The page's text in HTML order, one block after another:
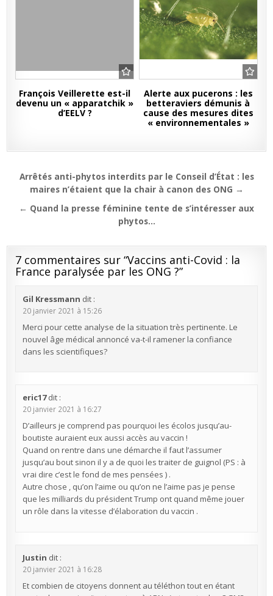
François Veillerette est-il
devenu un « apparatchik »
d’EELV ?
Alerte aux pucerons : les
betteraviers démunis à
cause des mesures dites
« environnementales »
Navigation
l’article
Arrêtés anti-phytos interdits par le Conseil d’État : les
maires n’étaient que la chair à canon des ONG →
← Quand la presse féminine tente de s’intéresser aux
phytos…
7 commentaires sur “Vaccins anti-Covid : la
France paralysée par les ONG ?”
Gil Kressmann dit :
20 janvier 2021 à 15:26
Merci pour cette analyse de la situation très pertinente. Le
nouvel âge médical annoncé va-t-il ramener la confiance
dans les scientifiques?
eric17 dit :
20 janvier 2021 à 16:27
D’ailleurs je comprend pas pourquoi les écolos jusqu’au-
boutiste auraient eux aussi accès au vaccin !
Quand on rentre dans une démarche il faut l’assumer
jusqu’au bout sinon il y a de quoi les traiter de guignol (PS : à
vrai dire c’est le fond de mes pensées ) .
Autre chose , qu’on l’aime ou qu’on ne l’aime pas je pense
que les milliards du président Trump ont quand même jouer
un rôle dans la vitesse d’élaboration du vaccin .
Justin dit :
20 janvier 2021 à 16:28
Et combien de citoyens donnent au téléthon tout en étant